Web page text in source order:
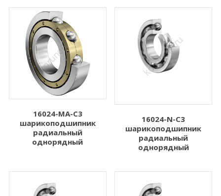
16024-MA-C3
шарикоподшипник
радиальный
однорядный
16024-N-C3
шарикоподшипник
радиальный
однорядный